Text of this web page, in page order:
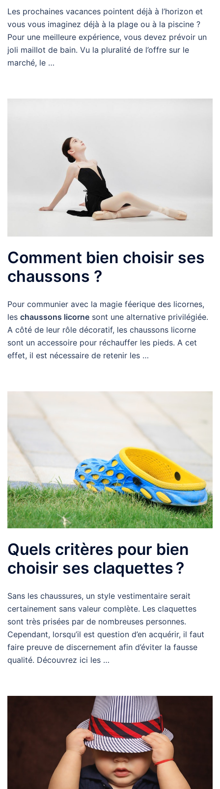
Les prochaines vacances pointent déjà à l’horizon et
vous vous imaginez déjà à la plage ou à la piscine ?
Pour une meilleure expérience, vous devez prévoir un
joli maillot de bain. Vu la pluralité de l’offre sur le
marché, le …
Comment bien choisir ses
chaussons ?
Pour communier avec la magie féerique des licornes,
les chaussons licorne sont une alternative privilégiée.
A côté de leur rôle décoratif, les chaussons licorne
sont un accessoire pour réchauffer les pieds. A cet
effet, il est nécessaire de retenir les …
Quels critères pour bien
choisir ses claquettes ?
Sans les chaussures, un style vestimentaire serait
certainement sans valeur complète. Les claquettes
sont très prisées par de nombreuses personnes.
Cependant, lorsqu’il est question d’en acquérir, il faut
faire preuve de discernement afin d’éviter la fausse
qualité. Découvrez ici les …